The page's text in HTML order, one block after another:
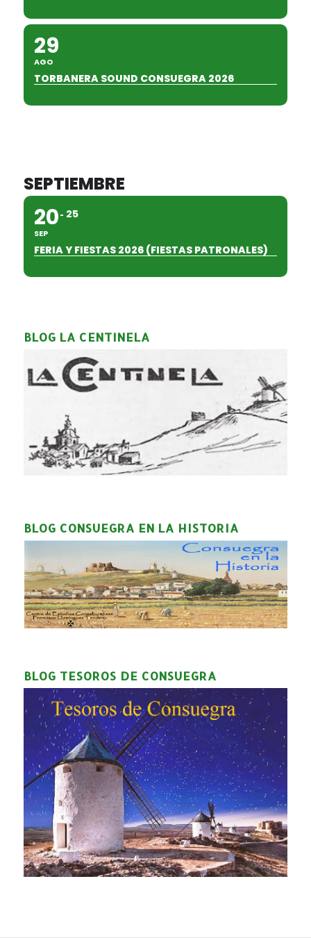
29
AGO
TORBANERA SOUND CONSUEGRA 2026
SEPTIEMBRE
20
SEP
25
FERIA Y FIESTAS 2026 (FIESTAS PATRONALES)
BLOG LA CENTINELA
BLOG CONSUEGRA EN LA HISTORIA
BLOG TESOROS DE CONSUEGRA